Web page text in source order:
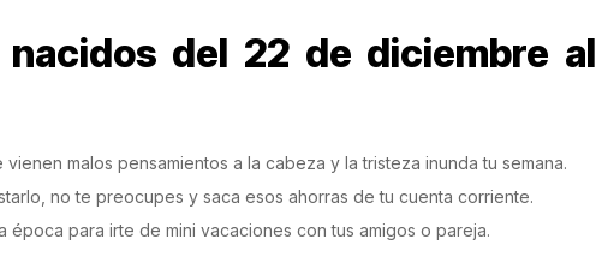
nacidos del 22 de diciembre al
malos pensamientos a la cabeza y la tristeza inunda tu semana.
no te preocupes y saca esos ahorras de tu cuenta corriente.
época para irte de mini vacaciones con tus amigos o pareja.